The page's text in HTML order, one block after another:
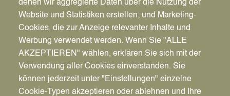
Pfadnavigation
Wirtschaft | Bauen | Umwelt Wirtschaftsförderung News
denen wir aggregierte Daten über die Nutzung der
Website und Statistiken erstellen; und Marketing-
Cookies, die zur Anzeige relevanter Inhalte und
Werbung verwendet werden. Wenn Sie "ALLE
AKZEPTIEREN" wählen, erklären Sie sich mit der
Verwendung aller Cookies einverstanden. Sie
können jederzeit unter "Einstellungen" einzelne
Cookie-Typen akzeptieren oder ablehnen und Ihre